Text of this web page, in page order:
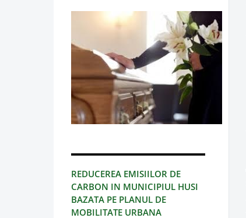
REDUCEREA EMISIILOR DE
CARBON IN MUNICIPIUL HUSI
BAZATA PE PLANUL DE
MOBILITATE URBANA